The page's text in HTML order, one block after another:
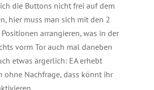
die Buttons nicht frei auf dem
hier muss man sich mit den 2
arrangieren, was in der
vorm Tor auch mal daneben
etwas ärgerlich: EA erhebt
ohne Nachfrage, dass könnt ihr